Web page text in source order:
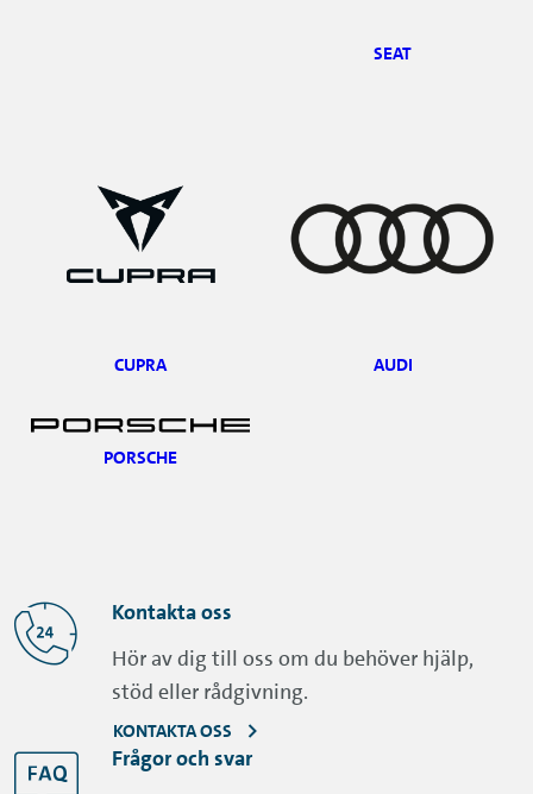
SEAT
CUPRA AUDI
PORSCHE
Kontakta oss
Hör av dig till oss om du behöver hjälp,
stöd eller rådgivning.
KONTAKTA OSS
Frågor och svar